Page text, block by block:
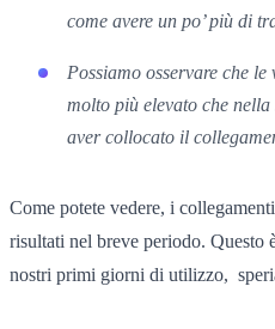
come avere un po’ più di
Possiamo osservare che
molto più elevato che nella
aver collocato il
Come potete vedere, i
risultati nel breve periodo. Questo
nostri primi giorni di utilizzo,